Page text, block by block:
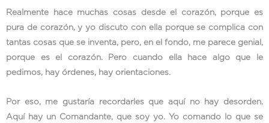
Realmente hace muchas cosas desde el corazón, porque es
pura de corazón, y yo discuto con ella porque se complica con
tantas cosas que se inventa, pero, en el fondo, me parece genial,
porque es el corazón. Pero cuando ella hace algo que le
pedimos, hay órdenes, hay orientaciones.
Por eso, me gustaría recordarles que aquí no hay desorden.
Aquí hay un Comandante, que soy yo. Yo comando lo que se